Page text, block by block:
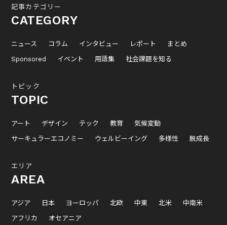
記事カテゴリー
CATEGORY
ニュース コラム インタビュー レポート
まとめ
Sponsored
イベント 用語集 社会課題を知る
トピック
TOPIC
アート デザイン テック 教育
気候変動
サーキュラーエコノミー
ウェルビーイング 多様性 脱成長
エリア
AREA
アジア 日本 ヨーロッパ 北欧 中東 北米
中南米
アフリカ
オセアニア